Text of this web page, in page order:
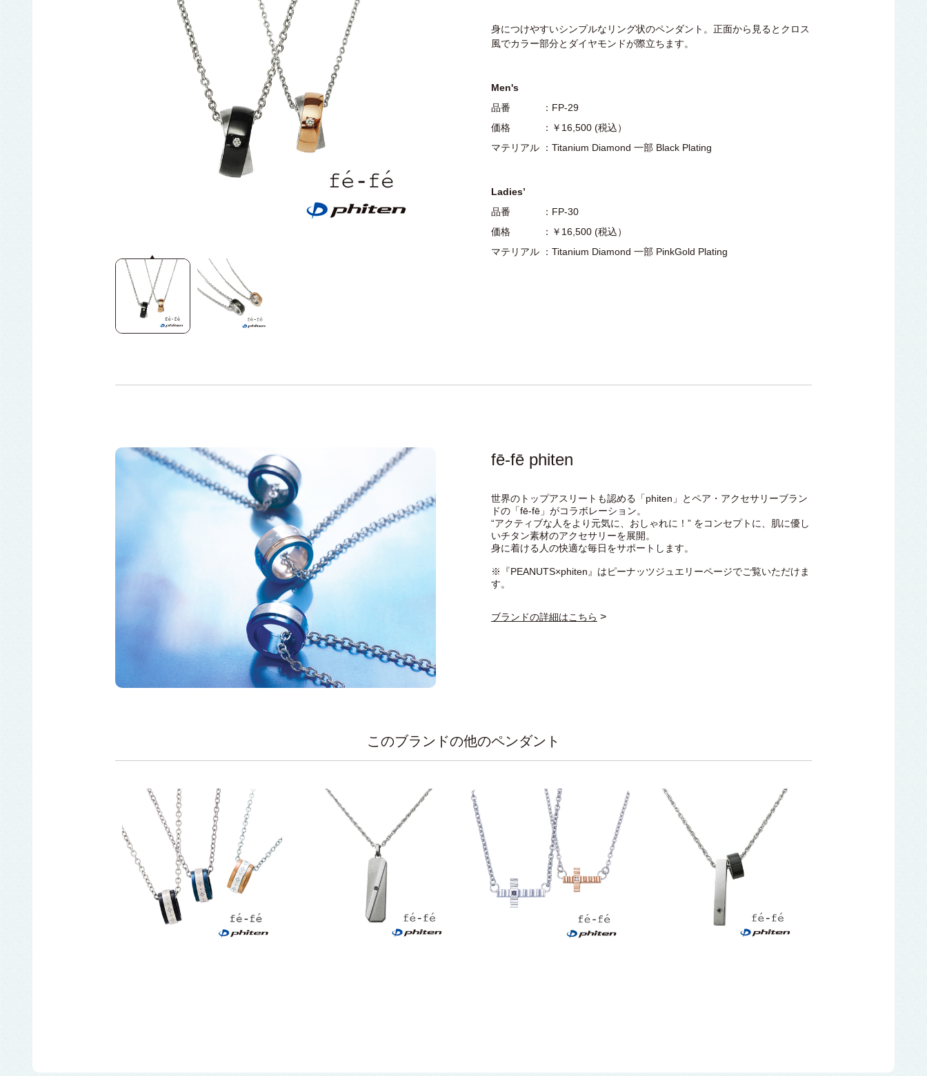
身につけやすいシンプルなリング状のペンダント。正面から見るとクロス
風でカラー部分とダイヤモンドが際立ちます。
Men's
品番 ：FP-29
価格 ：￥16,500 (税込）
マテリアル ：Titanium Diamond 一部 Black Plating
Ladies’
品番 ：FP-30
価格 ：￥16,500 (税込）
マテリアル ：Titanium Diamond 一部 PinkGold Plating
fē-fē phiten
世界のトップアスリートも認める「phiten」とペア・アクセサリーブラン
ドの「fē-fē」がコラボレーション。
“アクティブな人をより元気に、おしゃれに！” をコンセプトに、肌に優し
いチタン素材のアクセサリーを展開。
身に着ける人の快適な毎日をサポートします。
※『PEANUTS×phiten』はピーナッツジュエリーページでご覧いただけま
す。
ブランドの詳細はこちら >
このブランドの他のペンダント